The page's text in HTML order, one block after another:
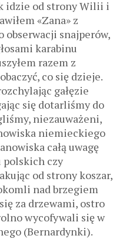
idzie od strony Wilii i
«Zana» z
obserwacji snajperów,
karabinu
razem z
co się dzieje.
gałęzie
się dotarliśmy do
niezauważeni,
niemieckiego
całą uwagę
polskich czy
od strony koszar,
nad brzegiem
za drzewami, ostro
wycofywali się w
(Bernardynki).